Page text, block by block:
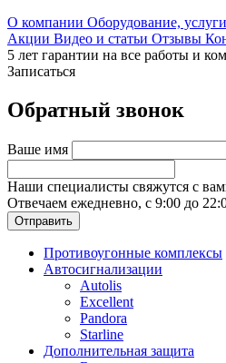
О компании Оборудование,
Акции Видео и статьи Отзывы
5 лет гарантии на все работы и
Записаться
Обратный звонок
Ваше имя
Наши специалисты свяжутся с
Отвечаем ежедневно, с 9:00 до
Отправить
Противоугонные комплексы
Автосигнализации
Autolis
Excellent
Pandora
Starline
Дополнительная защита